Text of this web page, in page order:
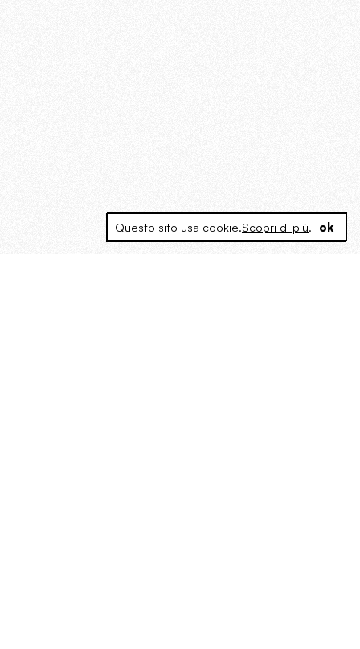
Questo sito usa cookie.Scopri di più. ok